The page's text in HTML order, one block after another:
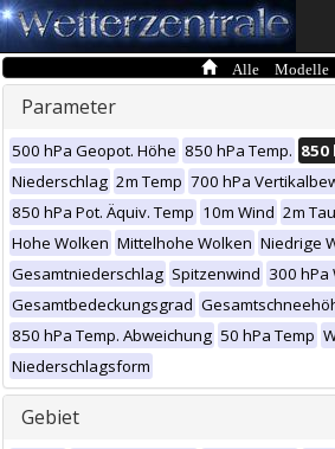
Alle Modelle
Parameter
500 hPa Geopot. Höhe 850 hPa Temp. 850
Niederschlag 2m Temp 700 hPa
850 hPa Pot. Äquiv. Temp 10m Wind 2m
Hohe Wolken Mittelhohe Wolken Niedrige
Gesamtniederschlag Spitzenwind 300 hPa
Gesamtbedeckungsgrad
850 hPa Temp. Abweichung 50 hPa Temp
Niederschlagsform
Gebiet